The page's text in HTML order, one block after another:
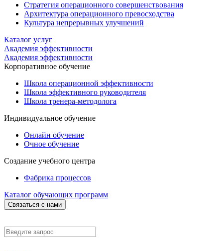
Стратегия операционного совершенствования
Архитектура операционного превосходства
Культура непрерывных улучшений
Каталог услуг
Академия эффективности
Академия эффективности
Корпоративное обучение
Школа операционной эффективности
Школа эффективного руководителя
Школа тренера-методолога
Индивидуальное обучение
Онлайн обучение
Очное обучение
Создание учебного центра
Фабрика процессов
Каталог обучающих программ
Связаться с нами